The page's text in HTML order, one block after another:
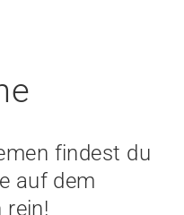
findest du
auf dem
rein!